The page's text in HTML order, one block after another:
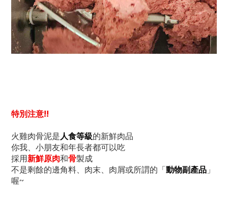
特別注意!!
火雞肉骨泥是人食等級的新鮮肉品
你我、小朋友和年長者都可以吃
採用新鮮原肉和骨製成
不是剩餘的邊角料、肉末、肉屑或所謂的「 動物副產品 」
喔~